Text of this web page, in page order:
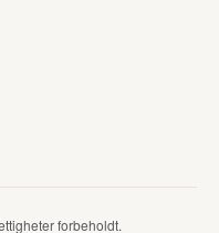
forbeholdt.